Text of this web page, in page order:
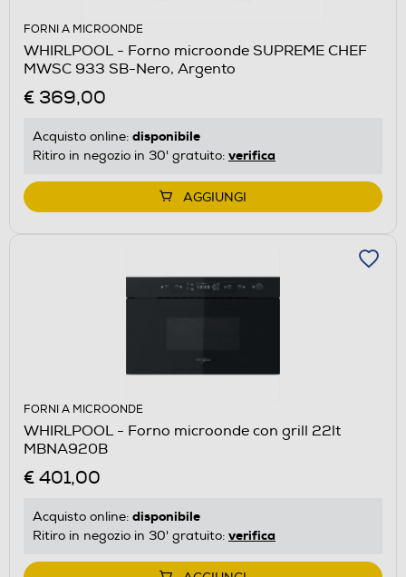
FORNI A MICROONDE
WHIRLPOOL - Forno microonde SUPREME CHEF
MWSC 933 SB-Nero, Argento
€ 369,00
Acquisto online: disponibile
Ritiro in negozio in 30' gratuito: verifica
AGGIUNGI
FORNI A MICROONDE
WHIRLPOOL - Forno microonde con grill 22lt
MBNA920B
€ 401,00
Acquisto online: disponibile
Ritiro in negozio in 30' gratuito: verifica